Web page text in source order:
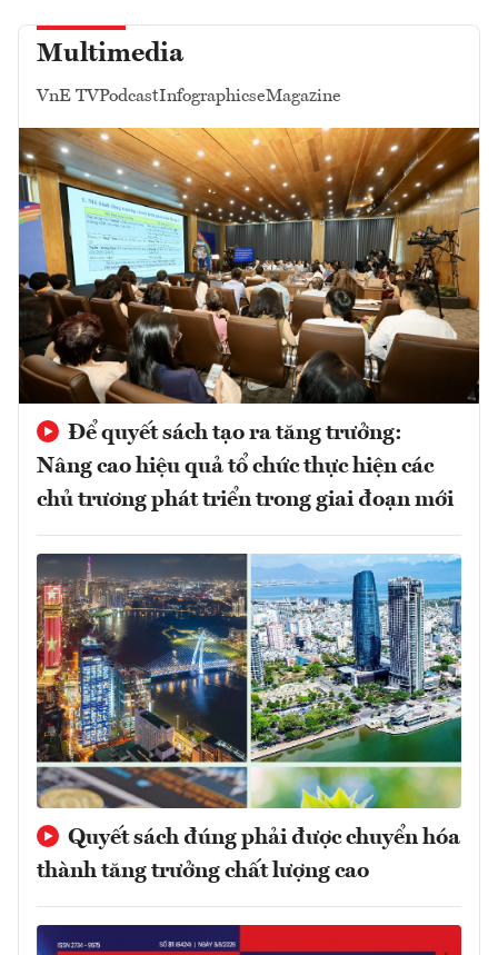
Multimedia
VnE TVPodcastInfographicseMagazine
Để quyết sách tạo ra tăng trưởng:
Nâng cao hiệu quả tổ chức thực hiện các
chủ trương phát triển trong giai đoạn mới
Quyết sách đúng phải được chuyển hóa
thành tăng trưởng chất lượng cao